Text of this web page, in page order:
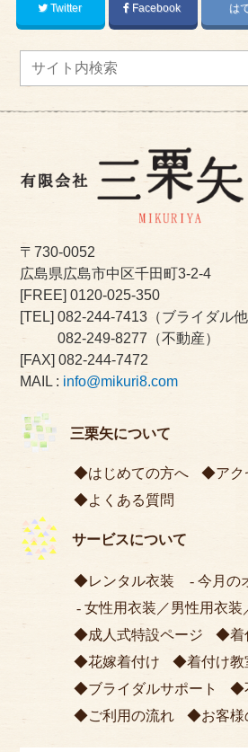
Twitter Facebook は
〒730-0052
広島県広島市中区千田町3-2-4
[FREE]0120-025-350
[TEL] 082-244-7413 （ブライダル他
082-249-8277 （不動産）
[FAX] 082-244-7472
MAIL : info@mikuri8.com
三栗矢について
はじめての方へ アク
よくある質問
サービスについて
レンタル衣装
今月の
女性用衣装 ／男性用衣装
成人式特設ページ
着
花嫁着付け
着付け教
ブライダルサポート
ご利用の流れ
お客様